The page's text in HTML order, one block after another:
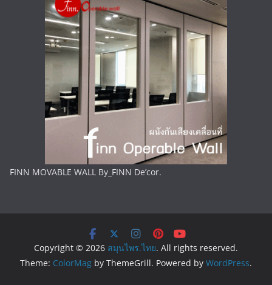
FINN MOVABLE WALL By_FINN De’cor.
Copyright © 2026 สมุนไพร.ไทย. All rights reserved.
Theme: ColorMag by ThemeGrill. Powered by WordPress.